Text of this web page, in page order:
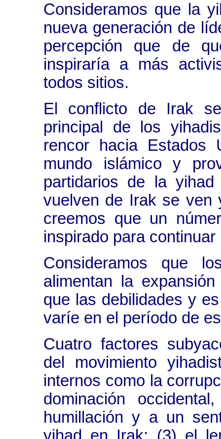
Consideramos que la
nueva generación de
percepción que de
inspiraría a más
todos sitios.
El conflicto de Irak
principal de los
rencor hacia Estados
mundo islámico y
partidarios de la
vuelven de Irak se ven
creemos que un
inspirado para continuar
Consideramos que
alimentan la
que las debilidades y
varíe en el período de
Cuatro factores
del movimiento
internos como la
dominación
humillación y a un